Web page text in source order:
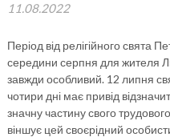
11.08.2022
Період від релігійного свята
середини серпня для жителя
завжди особливий. 12 липня
чотири дні має привід
значну частину свого
віншує цей своєрідний